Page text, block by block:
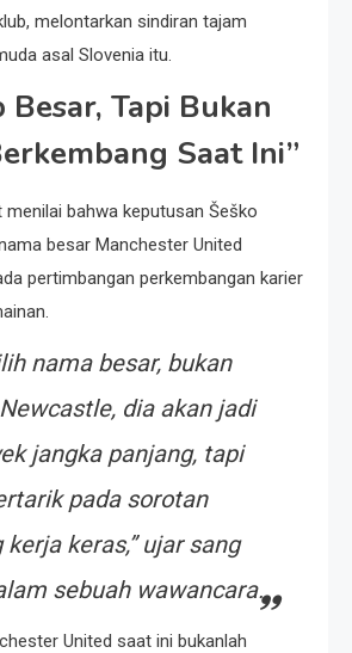
melontarkan sindiran tajam
asal Slovenia itu.
Besar, Tapi Bukan
Saat Ini”
bahwa keputusan Šeško
besar Manchester United
pertimbangan perkembangan karier
nama besar, bukan
dia akan jadi
jangka panjang, tapi
pada sorotan
keras,” ujar sang
sebuah wawancara.
United saat ini bukanlah